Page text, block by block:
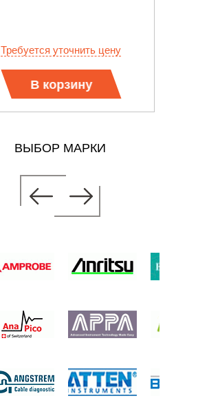
Требуется уточнить цену
В корзину
ВЫБОР МАРКИ